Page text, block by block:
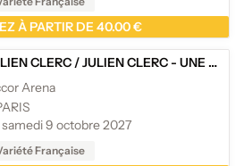
À PARTIR DE 40.00 €
CLERC /JULIEN CLERC - UNE VIE - TOURNÉE
Arena
samedi 9 octobre 2027
Française